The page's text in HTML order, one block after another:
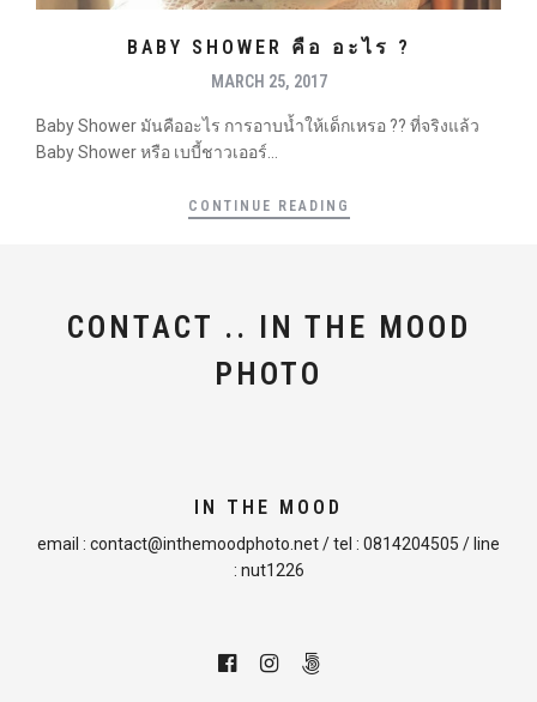
BABY SHOWER คือ อะไร ?
MARCH 25, 2017
Baby Shower มันคืออะไร การอาบน้ำให้เด็กเหรอ ?? ที่จริงแล้ว
Baby Shower หรือ เบบี้ชาวเออร์...
CONTINUE READING
CONTACT .. IN THE MOOD
PHOTO
IN THE MOOD
email : contact@inthemoodphoto.net/ tel : 0814204505 / line
: nut1226